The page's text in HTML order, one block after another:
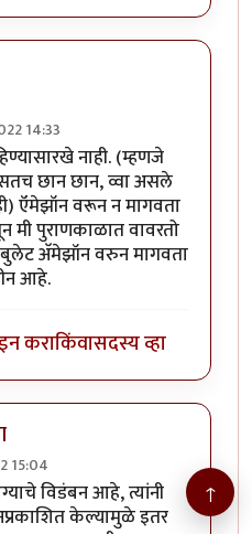
14:33
नाही. (म्हणजे
छान छान, व्वा असले
ऍमेझॉन वरून न मागवता
पुराणकाळात वावरतो
अ‍ॅमेझॉन वरुन मागवता
आहे.
कराकिंवासदस्य व्हा
15:04
काही लिहिण्यासारखे नाही.by
विडंबन आहे, त्यांनी
केल्यामुळे इतर
↑